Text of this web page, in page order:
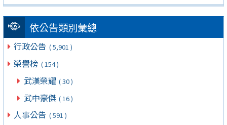
依公告類別彙總
行政公告 ( 5,901 )
榮譽榜 ( 154 )
武漢榮耀 ( 30 )
武中豪傑 ( 16 )
人事公告 ( 591 )